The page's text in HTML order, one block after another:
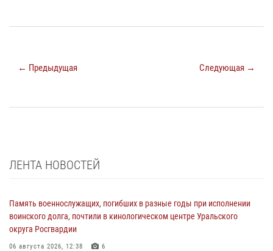
← Предыдущая Следующая →
ЛЕНТА НОВОСТЕЙ
Память военнослужащих, погибших в разные годы при исполнении
воинского долга, почтили в кинологическом центре Уральского
округа Росгвардии
06 августа 2026, 12:38 6